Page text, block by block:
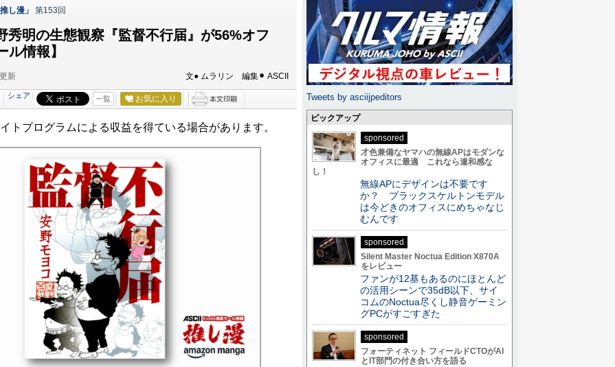
し漫」 第153回
秀明の生態観察『監督不行届』が56%オフ
ル情報】
新 文● ムラリン 編集⚫︎ ASCII
シェア 一覧 お気に入り
トプログラムによる収益を得ている場合があります。
Tweets by asciijpeditors
ピックアップ
sponsored
才色兼備なヤマハの無線APはモダンな
オフィスに最適 これなら違和感な
し！
無線APにデザインは不要です
か？ ブラックスケルトンモデル
は今どきのオフィスにめちゃなじ
むんです
sponsored
Silent Master Noctua Edition X870A
をレビュー
ファンが12基もあるのにほとんど
の活用シーンで35dB以下、サイ
コムのNoctua尽くし静音ゲーミン
グPCがすごすぎた
sponsored
フォーティネット フィールドCTOがAI
とIT部門の付き合い方を語る